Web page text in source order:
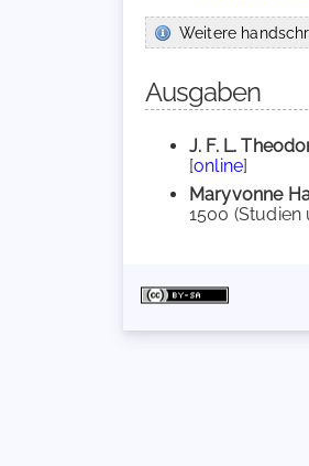
Weitere
Ausgaben
J. F. L.
[online]
Maryvonne
1500